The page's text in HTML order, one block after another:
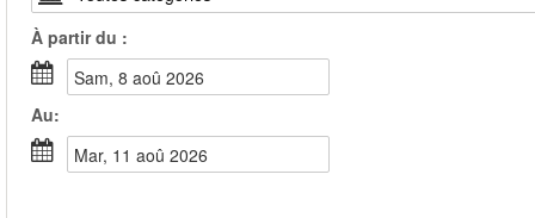
À partir du :
sam, 8 aoû 2026
Au:
mar, 11 aoû 2026